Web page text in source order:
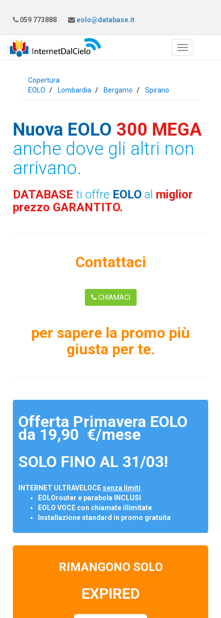
059 773888 eolo@database.it
Copertura
EOLO
Lombardia Bergamo Spirano
Nuova EOLO 300 MEGA
anche dove gli altri non
arrivano.
DATABASEti offre EOLO al miglior
prezzo GARANTITO.
Contattaci
CHIAMACI
per sapere la promo più
giusta per te.
Offerta Primavera EOLO
da 19,90 €/mese
SOLO FINO AL 31/03!
INTERNET ULTRAVELOCE senza limiti
EOLOrouter e parabola INCLUSI
EOLO VOCE con chiamate illimitate
Installazione standard in promo gratuita
RIMANGONO SOLO
EXPIRED